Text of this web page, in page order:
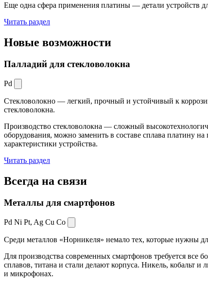
Еще одна сфера применения платины — детали устройств
Читать раздел
Новые возможности
Палладий для стекловолокна
Pd
Стекловолокно — легкий, прочный и устойчивый к
стекловолокна.
Производство стекловолокна — сложный
оборудования, можно заменить в составе сплава платину
характеристики устройства.
Читать раздел
Всегда на связи
Металлы для смартфонов
Pd Ni Pt, Ag Cu Co
Среди металлов «Норникеля» немало тех, которые нужны
Для производства современных смартфонов требуется
сплавов, титана и стали делают корпуса. Никель, кобальт
и микрофонах.